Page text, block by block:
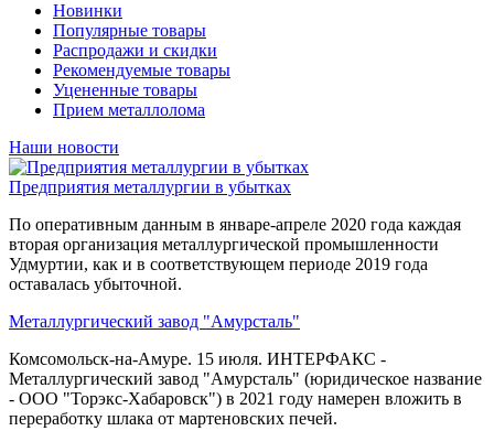
Новинки
Популярные товары
Распродажи и скидки
Рекомендуемые товары
Уцененные товары
Прием металлолома
Наши новости
Предприятия металлургии в убытках
По оперативным данным в январе-апреле 2020 года каждая
вторая организация металлургической промышленности
Удмуртии, как и в соответствующем периоде 2019 года
оставалась убыточной.
Металлургический завод "Амурсталь"
Комсомольск-на-Амуре. 15 июля. ИНТЕРФАКС -
Металлургический завод "Амурсталь" (юридическое название
- ООО "Торэкс-Хабаровск") в 2021 году намерен вложить в
переработку шлака от мартеновских печей.